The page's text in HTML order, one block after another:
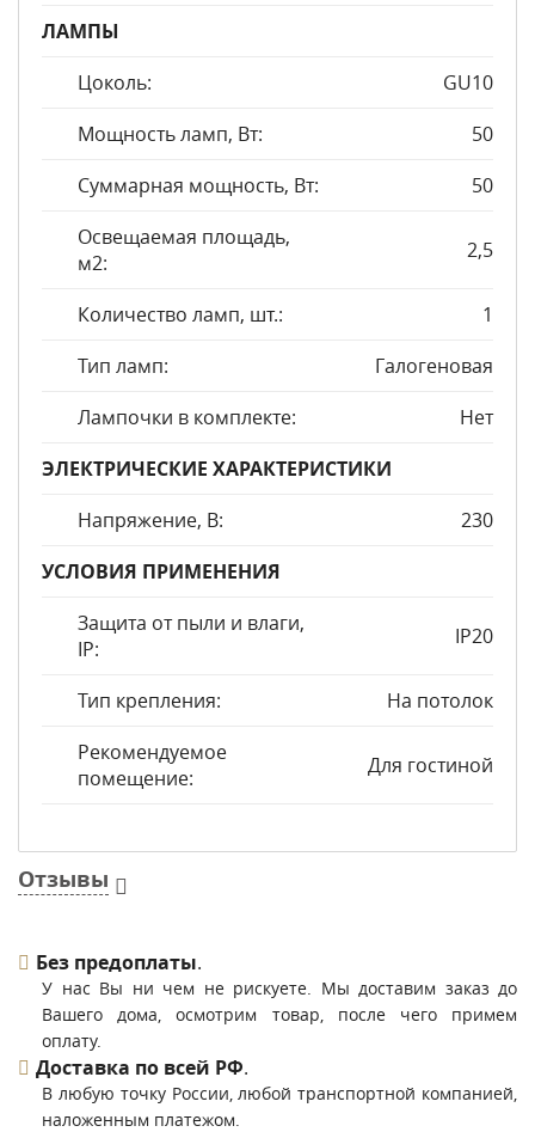
ЛАМПЫ
Цоколь:
GU10
Мощность ламп, Вт:
50
Суммарная мощность, Вт:
50
Освещаемая площадь,
м2:
2,5
Количество ламп, шт.:
1
Тип ламп:
Галогеновая
Лампочки в комплекте:
Нет
ЭЛЕКТРИЧЕСКИЕ ХАРАКТЕРИСТИКИ
Напряжение, В:
230
УСЛОВИЯ ПРИМЕНЕНИЯ
Защита от пыли и влаги,
IP:
IP20
Тип крепления:
На потолок
Рекомендуемое
помещение:
Для гостиной
Отзывы
Без предоплаты.
У нас Вы ни чем не рискуете. Мы доставим заказ до
Вашего дома, осмотрим товар, после чего примем
оплату.
Доставка по всей РФ.
В любую точку России, любой транспортной компанией,
наложенным платежом.